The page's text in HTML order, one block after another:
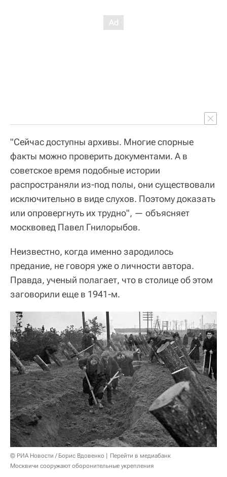
"Сейчас доступны архивы. Многие спорные
факты можно проверить документами. А в
советское время подобные истории
распространяли из-под полы, они существовали
исключительно в виде слухов. Поэтому доказать
или опровергнуть их трудно", — объясняет
москвовед Павел Гнилорыбов.
Неизвестно, когда именно зародилось
предание, не говоря уже о личности автора.
Правда, ученый полагает, что в столице об этом
заговорили еще в 1941-м.
© РИА Новости / Борис Вдовенко
Перейти в медиабанк
Москвичи сооружают оборонительные укрепления